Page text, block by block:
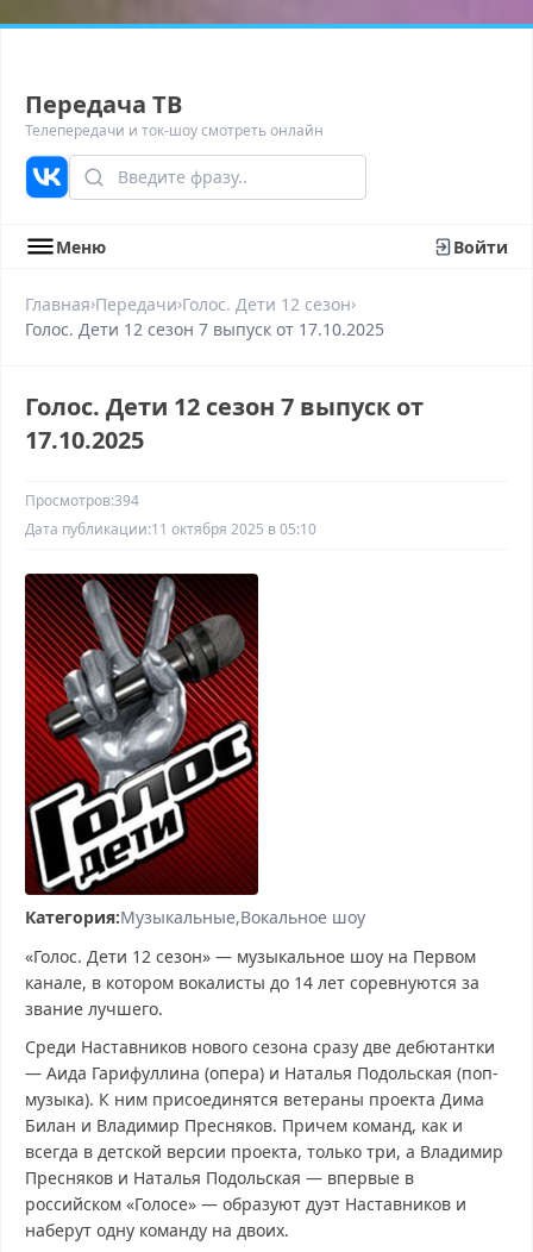
Передача ТВ
Телепередачи и ток-шоу смотреть онлайн
Меню Войти
Главная›Передачи›Голос. Дети 12 сезон›
Голос. Дети 12 сезон 7 выпуск от 17.10.2025
Голос. Дети 12 сезон 7 выпуск от
17.10.2025
Просмотров:394
Дата публикации:11 октября 2025 в 05:10
Категория:Музыкальные Вокальное шоу
«Голос. Дети 12 сезон» — музыкальное шоу на Первом
канале, в котором вокалисты до 14 лет соревнуются за
звание лучшего.
Среди Наставников нового сезона сразу две дебютантки
— Аида Гарифуллина (опера) и Наталья Подольская (поп-
музыка). К ним присоединятся ветераны проекта Дима
Билан и Владимир Пресняков. Причем команд, как и
всегда в детской версии проекта, только три, а Владимир
Пресняков и Наталья Подольская — впервые в
российском «Голосе» — образуют дуэт Наставников и
наберут одну команду на двоих.